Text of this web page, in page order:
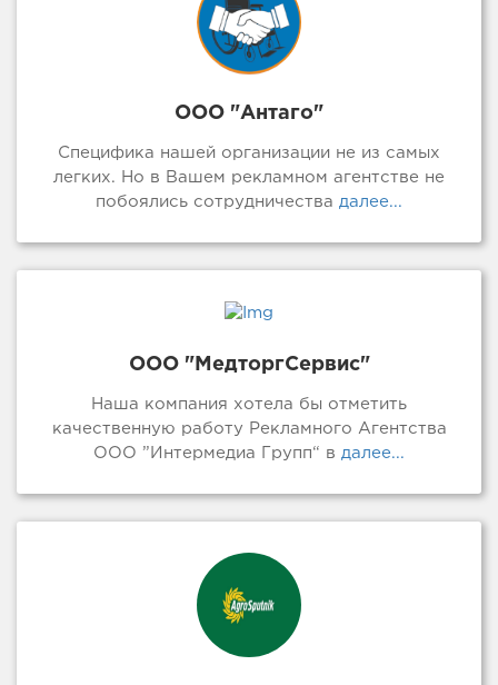
ООО "Антаго"
Специфика нашей организации не из самых
легких. Но в Вашем рекламном агентстве не
побоялись сотрудничества далее...
ООО "МедторгСервис"
Наша компания хотела бы отметить
качественную работу Рекламного Агентства
ООО ”Интермедиа Групп“ в далее...